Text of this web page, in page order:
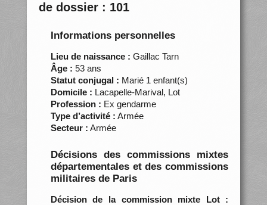
de dossier : 101
Informations personnelles
Lieu de naissance : Gaillac Tarn
Âge : 53 ans
Statut conjugal : Marié 1 enfant(s)
Domicile : Lacapelle-Marival, Lot
Profession : Ex gendarme
Type d’activité : Armée
Secteur : Armée
Décisions des commissions mixtes
départementales et des commissions
militaires de Paris
Décision de la commission mixte Lot :